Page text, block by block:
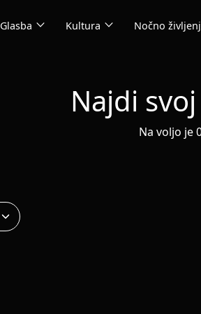
Glasba expand_more Kultura expand_more Nočno
Najdi
Na voljo je